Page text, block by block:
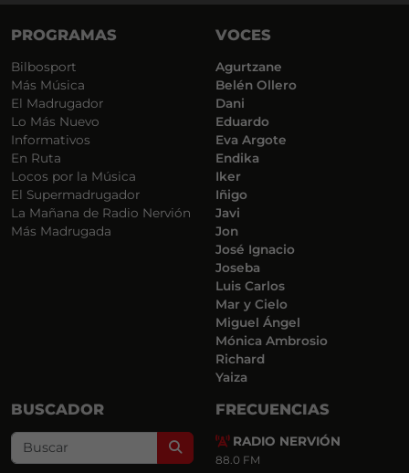
PROGRAMAS
Bilbosport
Más Música
El Madrugador
Lo Más Nuevo
Informativos
En Ruta
Locos por la Música
El Supermadrugador
La Mañana de Radio Nervión
Más Madrugada
VOCES
Agurtzane
Belén Ollero
Dani
Eduardo
Eva Argote
Endika
Iker
Iñigo
Javi
Jon
José Ignacio
Joseba
Luis Carlos
Mar y Cielo
Miguel Ángel
Mónica Ambrosio
Richard
Yaiza
BUSCADOR
Search
FRECUENCIAS
RADIO NERVIÓN
88.0 FM